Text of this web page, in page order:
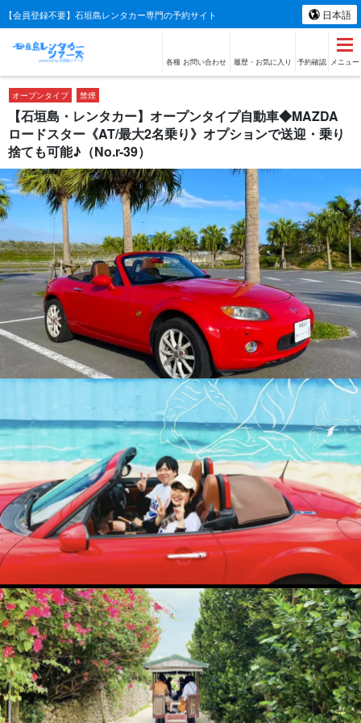
【会員登録不要】石垣島レンタカー専門の予約サイト 日本語
各種 お問い合わせ 履歴・お気に入り 予約確認 メニュー
オープンタイプ 禁煙
【石垣島・レンタカー】オープンタイプ自動車◆MAZDA
ロードスター《AT/最大2名乗り》オプションで送迎・乗り
捨ても可能♪（No.r-39）